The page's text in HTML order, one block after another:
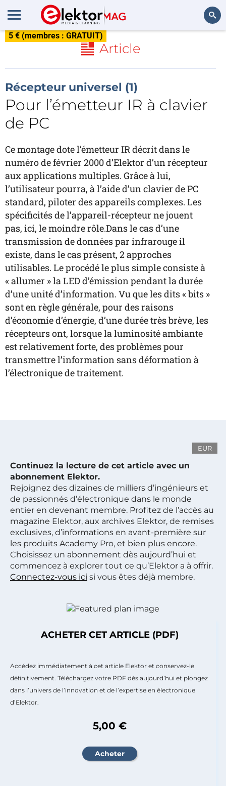
5 € (membres : GRATUIT)
Article
Récepteur universel (1)
Pour l’émetteur IR à clavier
de PC
Ce montage dote l’émetteur IR décrit dans le
numéro de février 2000 d’Elektor d’un récepteur
aux applications multiples. Grâce à lui,
l’utilisateur pourra, à l’aide d’un clavier de PC
standard, piloter des appareils complexes. Les
spécificités de l’appareil-récepteur ne jouent
pas, ici, le moindre rôle.Dans le cas d’une
transmission de données par infrarouge il
existe, dans le cas présent, 2 approches
utilisables. Le procédé le plus simple consiste à
« allumer » la LED d’émission pendant la durée
d’une unité d’information. Vu que les dits « bits »
sont en règle générale, pour des raisons
d’économie d’énergie, d’une durée très brève, les
récepteurs ont, lorsque la luminosité ambiante
est relativement forte, des problèmes pour
transmettre l’information sans déformation à
l’électronique de traitement.
EUR
Continuez la lecture de cet article avec un
abonnement Elektor.
Rejoignez des dizaines de milliers d’ingénieurs et
de passionnés d’électronique dans le monde
entier en devenant membre. Profitez de l’accès au
magazine Elektor, aux archives Elektor, de remises
exclusives, d’informations en avant-première sur
les produits Academy Pro, et bien plus encore.
Choisissez un abonnement dès aujourd’hui et
commencez à explorer tout ce qu’Elektor a à offrir.
Connectez-vous ici si vous êtes déjà membre.
ACHETER CET ARTICLE (PDF)
Accédez immédiatement à cet article Elektor et conservez-le
définitivement. Téléchargez votre PDF dès aujourd’hui et plongez
dans l’univers de l’innovation et de l’expertise en électronique
d’Elektor.
5,00 €